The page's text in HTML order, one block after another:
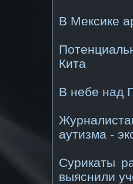
В Мексике
Кита
В небе над
аутизма -
Сурикаты
выяснили